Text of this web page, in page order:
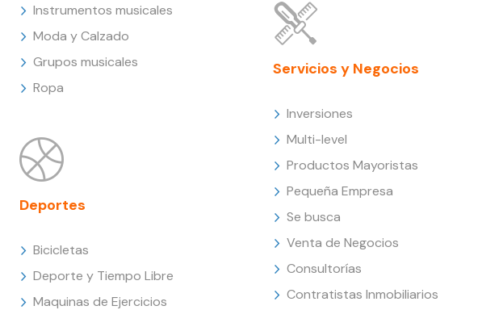
Instrumentos musicales
Moda y Calzado
Grupos musicales
Ropa
Deportes
Bicicletas
Deporte y Tiempo Libre
Maquinas de Ejercicios
Servicios y Negocios
Inversiones
Multi-level
Productos Mayoristas
Pequeña Empresa
Se busca
Venta de Negocios
Consultorías
Contratistas Inmobiliarios